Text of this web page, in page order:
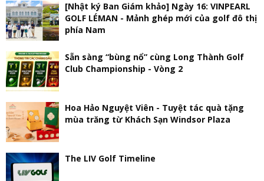
[Nhật ký Ban Giám khảo] Ngày 16: VINPEARL
GOLF LÉMAN - Mảnh ghép mới của golf đô thị
phía Nam
Sẵn sàng “bùng nổ” cùng Long Thành Golf
Club Championship - Vòng 2
Hoa Hảo Nguyệt Viên - Tuyệt tác quà tặng
mùa trăng từ Khách Sạn Windsor Plaza
The LIV Golf Timeline